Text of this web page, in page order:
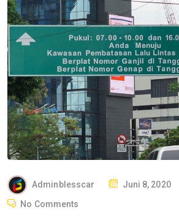
Adminblesscar Juni 8, 2020
No Comments